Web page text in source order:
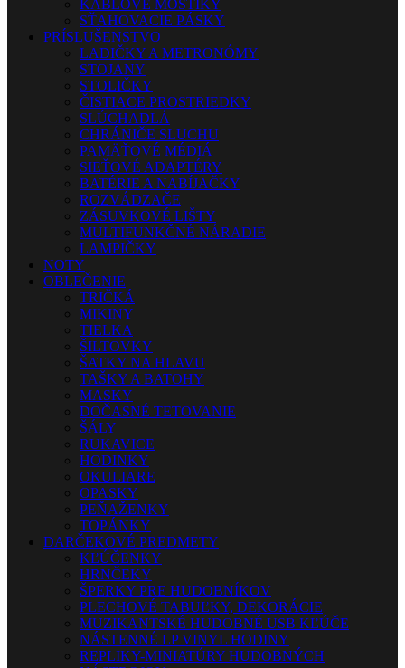
KÁBLOVÉ MOSTÍKY
SŤAHOVACIE PÁSKY
PRÍSLUŠENSTVO
LADIČKY A METRONÓMY
STOJANY
STOLIČKY
ČISTIACE PROSTRIEDKY
SLÚCHADLÁ
CHRÁNIČE SLUCHU
PAMÄŤOVÉ MÉDIÁ
SIEŤOVÉ ADAPTÉRY
BATÉRIE A NABÍJAČKY
ROZVÁDZAČE
ZÁSUVKOVÉ LIŠTY
MULTIFUNKČNÉ NÁRADIE
LAMPIČKY
NOTY
OBLEČENIE
TRIČKÁ
MIKINY
TIELKA
ŠILTOVKY
ŠATKY NA HLAVU
TAŠKY A BATOHY
MASKY
DOČASNÉ TETOVANIE
ŠÁLY
RUKAVICE
HODINKY
OKULIARE
OPASKY
PEŇAŽENKY
TOPÁNKY
DARČEKOVÉ PREDMETY
KĽÚČENKY
HRNČEKY
ŠPERKY PRE HUDOBNÍKOV
PLECHOVÉ TABUĽKY, DEKORÁCIE
MUZIKANTSKÉ HUDOBNÉ USB KĽÚČE
NÁSTENNÉ LP VINYL HODINY
REPLIKY-MINIATÚRY HUDOBNÝCH